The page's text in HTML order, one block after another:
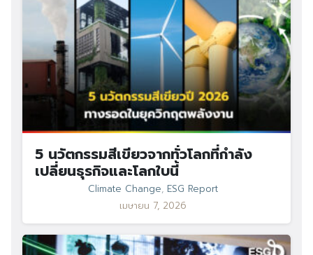
Search
5 นวัตกรรมสีเขียวจากทั่วโลกที่กำลัง
เปลี่ยนธุรกิจและโลกใบนี้
Climate Change, ESG Report
เมษายน 7, 2026